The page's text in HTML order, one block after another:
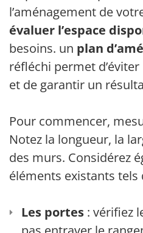
l’aménagement de
évaluer l’espace
besoins. un plan
réfléchi permet d’éviter
et de garantir un
Pour commencer,
Notez la longueur, la
des murs. Considérez
éléments existants tels
Les portes : vérifiez